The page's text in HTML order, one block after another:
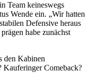
Team keineswegs
Wende ein. „Wir hatten
Defensive heraus
habe zunächst
den Kabinen
Kauferinger Comeback?